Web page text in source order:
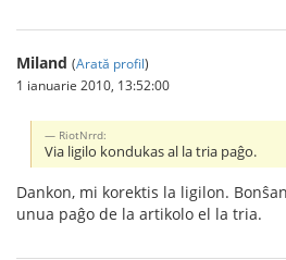
Miland (Arată profil)
1 ianuarie 2010, 13:52:00
RiotNrrd:
Via ligilo kondukas al la tria paĝo.
Dankon, mi korektis la ligilon.
unua paĝo de la artikolo el la tria.